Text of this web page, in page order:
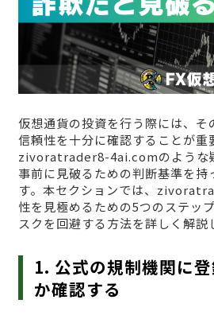
仮想通貨の投資を行う際には、そ
信頼性を十分に確認することが重
zivoratrader8-4ai.comのような
事前に見破るための判断基準を持
す。本セクションでは、
性を見極めるための5つのステッ
スクを回避する方法を詳しく解説
1. 公式の規制機関に
か確認する